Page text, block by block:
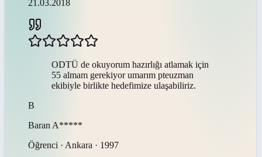
21.03.2018
ODTÜ de okuyorum hazırlığı atlamak için
55 almam gerekiyor umarım pteuzman
ekibiyle birlikte hedefimize ulaşabiliriz.
B
Baran A*****
Öğrenci · Ankara · 1997